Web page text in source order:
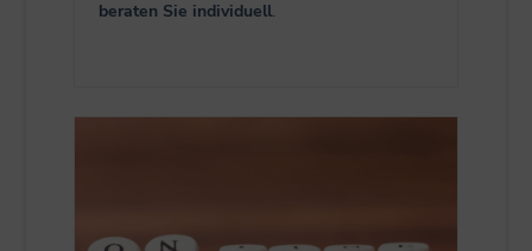
beraten Sie individuell.